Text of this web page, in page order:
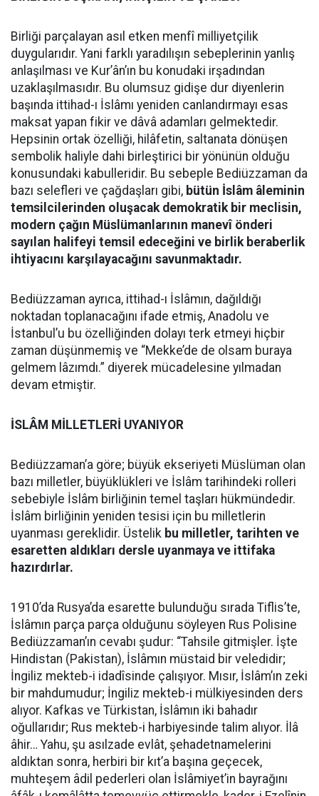
Birliği parçalayan asıl etken menfî milliyetçilik
duygularıdır. Yani farklı yaradılışın sebeplerinin yanlış
anlaşılması ve Kur’ân’ın bu konudaki irşadından
uzaklaşılmasıdır. Bu olumsuz gidişe dur diyenlerin
başında ittihad-ı İslâmı yeniden canlandırmayı esas
maksat yapan fikir ve dâvâ adamları gelmektedir.
Hepsinin ortak özelliği, hilâfetin, saltanata dönüşen
sembolik haliyle dahi birleştirici bir yönünün olduğu
konusundaki kabulleridir. Bu sebeple Bediüzzaman da
bazı selefleri ve çağdaşları gibi, bütün İslâm âleminin
temsilcilerinden oluşacak demokratik bir meclisin,
modern çağın Müslümanlarının manevî önderi
sayılan halifeyi temsil edeceğini ve birlik beraberlik
ihtiyacını karşılayacağını savunmaktadır.
Bediüzzaman ayrıca, ittihad-ı İslâmın, dağıldığı
noktadan toplanacağını ifade etmiş, Anadolu ve
İstanbul’u bu özelliğinden dolayı terk etmeyi hiçbir
zaman düşünmemiş ve “Mekke’de de olsam buraya
gelmem lâzımdı.” diyerek mücadelesine yılmadan
devam etmiştir.
İSLÂM MİLLETLERİ UYANIYOR
Bediüzzaman’a göre; büyük ekseriyeti Müslüman olan
bazı milletler, büyüklükleri ve İslâm tarihindeki rolleri
sebebiyle İslâm birliğinin temel taşları hükmündedir.
İslâm birliğinin yeniden tesisi için bu milletlerin
uyanması gereklidir. Üstelik bu milletler, tarihten ve
esaretten aldıkları dersle uyanmaya ve ittifaka
hazırdırlar.
1910’da Rusya’da esarette bulunduğu sırada Tiflis’te,
İslâmın parça parça olduğunu söyleyen Rus Polisine
Bediüzzaman’ın cevabı şudur: “Tahsile gitmişler. İşte
Hindistan (Pakistan), İslâmın müstaid bir veledidir;
İngiliz mekteb-i idadîsinde çalışıyor. Mısır, İslâm’ın zeki
bir mahdumudur; İngiliz mekteb-i mülkiyesinden ders
alıyor. Kafkas ve Türkistan, İslâmın iki bahadır
oğullarıdır; Rus mekteb-i harbiyesinde talim alıyor. İlâ
âhir… Yahu, şu asılzade evlât, şehadetnamelerini
aldıktan sonra, herbiri bir kıt’a başına geçecek,
muhteşem âdil pederleri olan İslâmiyet’in bayrağını